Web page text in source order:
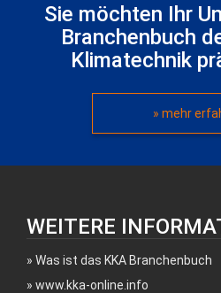
Sie möchten Ihr
Branchenbuch
Klimatechnik
» mehr
WEITERE
Was ist das KKA Branchenbuch
www.kka-online.info